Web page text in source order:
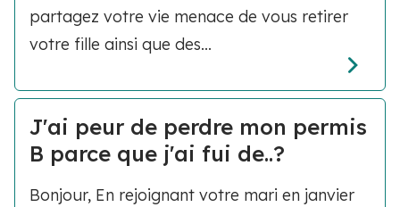
partagez votre vie menace de vous retirer
votre fille ainsi que des...
J'ai peur de perdre mon permis
B parce que j'ai fui de..?
Bonjour, En rejoignant votre mari en janvier